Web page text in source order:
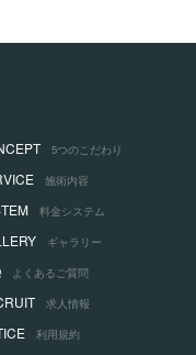
5つのこだわり
施術内容
料金システム
ギャラリー
よくあるご質問
求人情報
利用規約